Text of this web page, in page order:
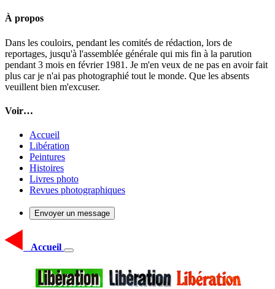
À propos
Dans les couloirs, pendant les comités de rédaction, lors de
reportages, jusqu'à l'assemblée générale qui mis fin à la parution
pendant 3 mois en février 1981. Je m'en veux de ne pas en avoir fait
plus car je n'ai pas photographié tout le monde. Que les absents
veuillent bien m'excuser.
Voir…
Accueil
Libération
Peintures
Histoires
Livres photo
Revues photographiques
Envoyer un message
Accueil